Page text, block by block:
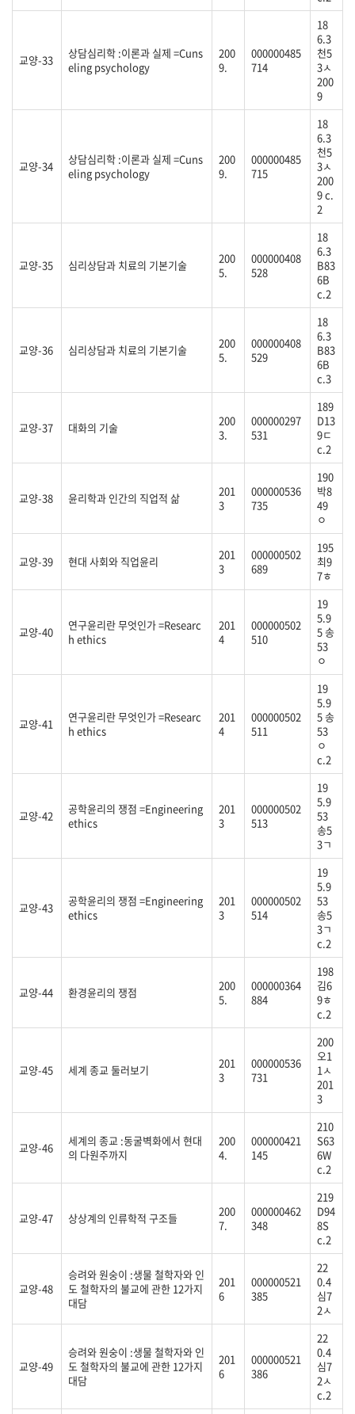
교양-33
상담심리학 :이론과 실제 =Cuns
eling psychology
200
9.
000000485
714
18
6.3
천5
3ㅅ
200
9
교양-34
상담심리학 :이론과 실제 =Cuns
eling psychology
200
9.
000000485
715
18
6.3
천5
3ㅅ
200
9 c.
2
교양-35 심리상담과 치료의 기본기술
200
5.
000000408
528
18
6.3
B83
6B
c.2
교양-36 심리상담과 치료의 기본기술
200
5.
000000408
529
18
6.3
B83
6B
c.3
교양-37 대화의 기술
200
3.
000000297
531
189
D13
9ㄷ
c.2
교양-38 윤리학과 인간의 직업적 삶
201
3
000000536
735
190
박8
49
ㅇ
교양-39 현대 사회와 직업윤리
201
3
000000502
689
195
최9
7ㅎ
교양-40
연구윤리란 무엇인가 =Researc
h ethics
201
4
000000502
510
19
5.9
5 송
53
ㅇ
교양-41
연구윤리란 무엇인가 =Researc
h ethics
201
4
000000502
511
19
5.9
5 송
53
ㅇ
c.2
교양-42
공학윤리의 쟁점 =Engineering
ethics
201
3
000000502
513
19
5.9
53
송5
3ㄱ
교양-43
공학윤리의 쟁점 =Engineering
ethics
201
3
000000502
514
19
5.9
53
송5
3ㄱ
c.2
교양-44 환경윤리의 쟁점
200
5.
000000364
884
198
김6
9ㅎ
c.2
교양-45 세계 종교 둘러보기
201
3
000000536
731
200
오1
1ㅅ
201
3
교양-46
세계의 종교 :동굴벽화에서 현대
의 다원주까지
200
4.
000000421
145
210
S63
6W
c.2
교양-47 상상계의 인류학적 구조들
200
7.
000000462
348
219
D94
8S
c.2
교양-48
승려와 원숭이 :생물 철학자와 인
도 철학자의 불교에 관한 12가지
대담
201
6
000000521
385
22
0.4
심7
2ㅅ
교양-49
승려와 원숭이 :생물 철학자와 인
도 철학자의 불교에 관한 12가지
대담
201
6
000000521
386
22
0.4
심7
2ㅅ
c.2